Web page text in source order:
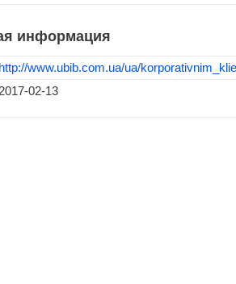
информация
http://www.ubib.com.ua/ua/
2017-02-13